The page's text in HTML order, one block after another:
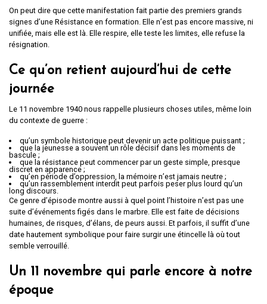
On peut dire que cette manifestation fait partie des premiers grands
signes d’une Résistance en formation. Elle n’est pas encore massive, ni
unifiée, mais elle est là. Elle respire, elle teste les limites, elle refuse la
résignation.
Ce qu’on retient aujourd’hui de cette
journée
Le 11 novembre 1940 nous rappelle plusieurs choses utiles, même loin
du contexte de guerre :
qu’un symbole historique peut devenir un acte politique puissant ;
que la jeunesse a souvent un rôle décisif dans les moments de
bascule ;
que la résistance peut commencer par un geste simple, presque
discret en apparence ;
qu’en période d’oppression, la mémoire n’est jamais neutre ;
qu’un rassemblement interdit peut parfois peser plus lourd qu’un
long discours.
Ce genre d’épisode montre aussi à quel point l’histoire n’est pas une
suite d’événements figés dans le marbre. Elle est faite de décisions
humaines, de risques, d’élans, de peurs aussi. Et parfois, il suffit d’une
date hautement symbolique pour faire surgir une étincelle là où tout
semble verrouillé.
Un 11 novembre qui parle encore à notre
époque